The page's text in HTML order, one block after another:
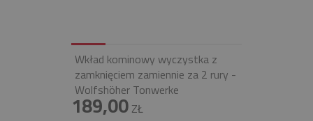
Wkład kominowy wyczystka z
zamknięciem zamiennie za 2 rury -
Wolfshöher Tonwerke
189,00ZŁ